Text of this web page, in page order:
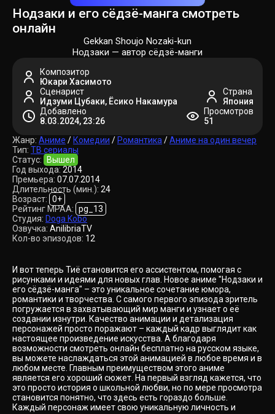
Нодзаки и его сёдзё-манга смотреть
онлайн
Gekkan Shoujo Nozaki-kun
Нодзаки — автор сёдзё-манги
Композитор
Юкари Хасимото
Сценарист
Идзуми Цубаки, Ёсико Накамура
Страна
Япония
Добавлено
8.03.2024, 23:26
Просмотров
51
Жанр: Аниме / Комедии / Романтика /Аниме на один вечер
Тип: ТВ сериалы
Статус:
Вышел
Год выхода: 2014
Премьера: 07.07.2014
Длительность (мин.): 24
Возраст: 0+
Рейтинг MPAA: pg_13
Студия: Doga Kobo
Озвучка: AnilibriaTV
Кол-во эпизодов: 12
И вот теперь Тиё становится его ассистентом, помогая с
рисунками и идеями для новых глав. Новое аниме "Нодзаки и
его сёдзё-манга" – это уникальное сочетание юмора,
романтики и творчества. С самого первого эпизода зритель
погружается в захватывающий мир манги и узнает о её
создании изнутри. Качество анимации и детализация
персонажей просто поражают – каждый кадр выглядит как
настоящее произведение искусства. А благодаря
возможности смотреть онлайн бесплатно на русском языке,
вы можете наслаждаться этой анимацией в любое время и в
любом месте. Главным преимуществом этого аниме
является его хороший сюжет. На первый взгляд кажется, что
это просто история о школьной любви, но по мере просмотра
становится понятно, что здесь есть гораздо больше.
Каждый персонаж имеет свою уникальную личность и